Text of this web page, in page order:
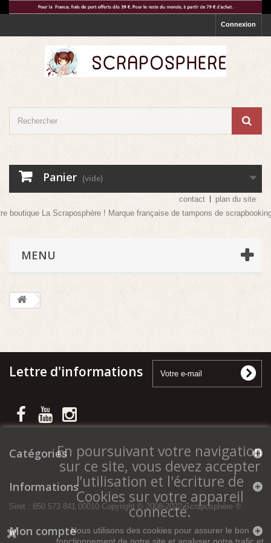
Connexion
Panier (vide)
contact
plan du site
boutique La Scraposphère ! Marque française de tampons de
MENU
Lettre d'informations
Catégories
Informations
Siret : 850 573 841 00010 Copyright © 2008-2022 Scraposphère ®
Mon compte
En poursuivant votre navigation
sur ce site, vous devez accepter
l’utilisation et l'écriture de
Cookies sur votre appareil
connecté.
Nous utilisons des cookies pour assurer le bon